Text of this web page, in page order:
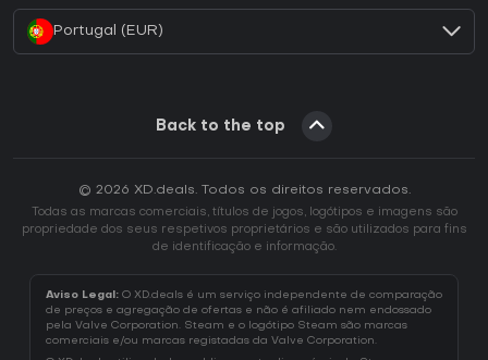
Portugal (EUR)
Back to the top
© 2026 XD.deals. Todos os direitos reservados.
Todas as marcas comerciais, títulos de jogos, logótipos e imagens são
propriedade dos seus respetivos proprietários e são utilizados para fins
de identificação e informação.
Aviso Legal: O XD.deals é um serviço independente de comparação
de preços e agregação de ofertas e não é afiliado nem endossado
pela Valve Corporation. Steam e o logótipo Steam são marcas
comerciais e/ou marcas registadas da Valve Corporation.